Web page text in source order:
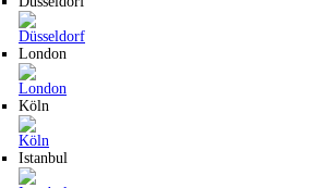
London
Köln
Istanbul